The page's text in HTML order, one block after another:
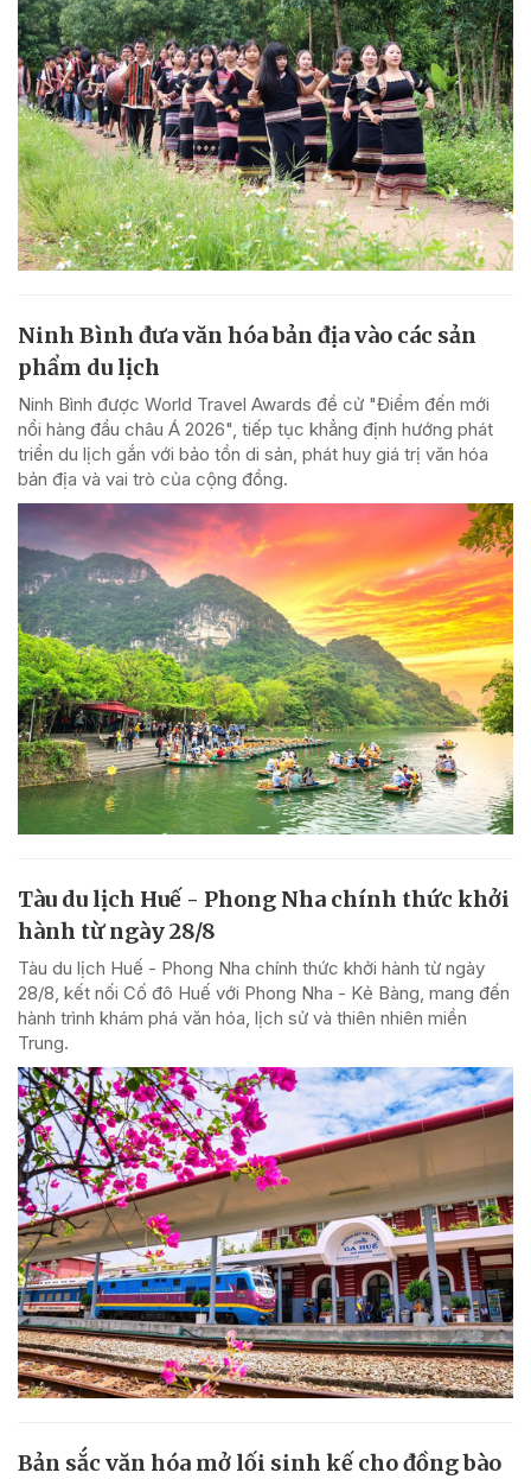
Ninh Bình đưa văn hóa bản địa vào các sản
phẩm du lịch
Ninh Bình được World Travel Awards đề cử "Điểm đến mới
nổi hàng đầu châu Á 2026", tiếp tục khẳng định hướng phát
triển du lịch gắn với bảo tồn di sản, phát huy giá trị văn hóa
bản địa và vai trò của cộng đồng.
Tàu du lịch Huế - Phong Nha chính thức khởi
hành từ ngày 28/8
Tàu du lịch Huế - Phong Nha chính thức khởi hành từ ngày
28/8, kết nối Cố đô Huế với Phong Nha - Kẻ Bàng, mang đến
hành trình khám phá văn hóa, lịch sử và thiên nhiên miền
Trung.
Bản sắc văn hóa mở lối sinh kế cho đồng bào